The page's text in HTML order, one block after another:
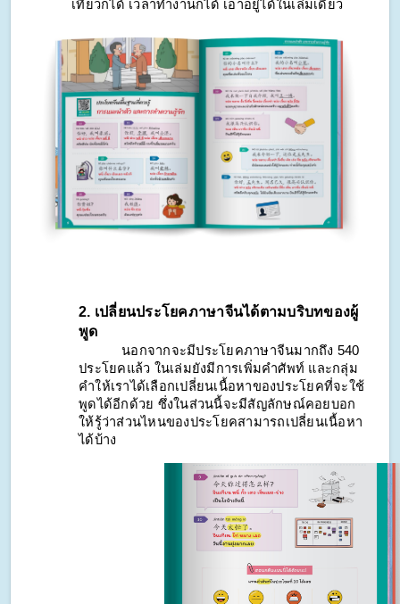
เที่ยวก็ได้ เวลาทำงานก็ได้ เอาอยู่ได้ในเล่มเดียว
2. เปลี่ยนประโยคภาษาจีนได้ตามบริบทของผู้
พูด
นอกจากจะมีประโยคภาษาจีนมากถึง 540
ประโยคแล้ว ในเล่มยังมีการเพิ่มคำศัพท์ และกลุ่ม
คำให้เราได้เลือกเปลี่ยนเนื้อหาของประโยคที่จะใช้
พูดได้อีกด้วย ซึ่งในส่วนนี้จะมีสัญลักษณ์คอยบอก
ให้รู้ว่าส่วนไหนของประโยคสามารถเปลี่ยนเนื้อหา
ได้บ้าง